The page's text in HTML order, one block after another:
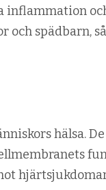
inflammation
spädbarn,
hälsa.